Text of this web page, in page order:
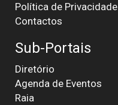
Política de Privacidade
Contactos
Sub-Portais
Diretório
Agenda de Eventos
Raia